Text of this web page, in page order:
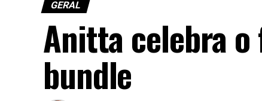
GERAL
Anitta celebra
bundle